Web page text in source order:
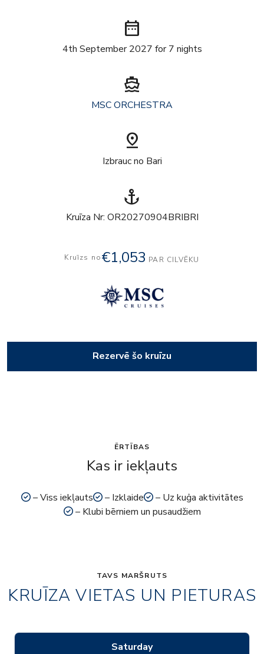
date_range
4th September 2027 for 7 nights
directions_boat
MSC ORCHESTRA
pin_drop
Izbrauc no Bari
anchor
Kruīza Nr: OR20270904BRIBRI
Kruīzs no€1,053 PAR CILVĒKU
Rezervē šo kruīzu
ĒRTĪBAS
Kas ir iekļauts
– Viss iekļauts – Izklaide
– Uz kuģa aktivitātes
– Klubi bērniem un pusaudžiem
TAVS MARŠRUTS
KRUĪZA VIETAS UN PIETURAS
Saturday